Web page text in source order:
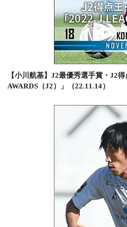
【小川航基】J2最優秀選手賞・J2
AWARDS（J2）」（22.11.14）